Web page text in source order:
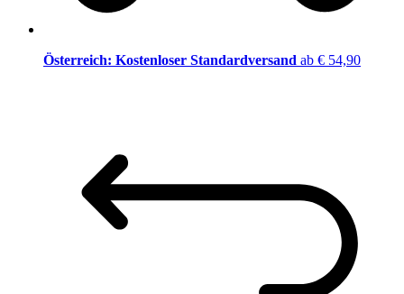
Österreich: Kostenloser Standardversand ab € 54,90